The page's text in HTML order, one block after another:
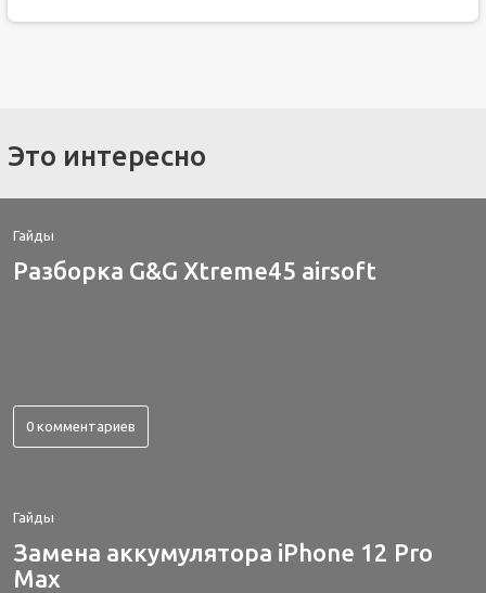
Это интересно
Гайды
Разборка G&G Xtreme45 airsoft
0 комментариев
Гайды
Замена аккумулятора iPhone 12 Pro
Max